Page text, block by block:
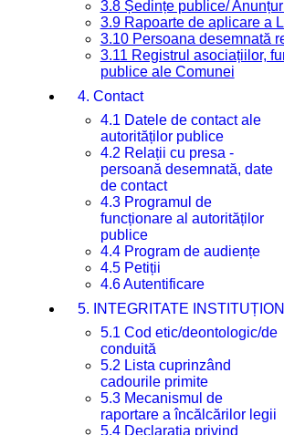
3.8 Ședințe publice/
3.9 Rapoarte de aplicare a
3.10 Persoana desemnată
3.11 Registrul asociațiilor,
publice ale Comunei
4. Contact
4.1 Datele de contact ale
autorităților publice
4.2 Relații cu presa -
persoană desemnată, date
de contact
4.3 Programul de
funcționare al autorităților
publice
4.4 Program de audiențe
4.5 Petiții
4.6 Autentificare
5. INTEGRITATE
5.1 Cod etic/deontologic/de
conduită
5.2 Lista cuprinzând
cadourile primite
5.3 Mecanismul de
raportare a încălcărilor legii
5.4 Declarația privind